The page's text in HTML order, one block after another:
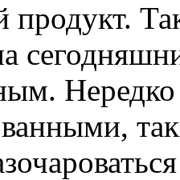
продукт.